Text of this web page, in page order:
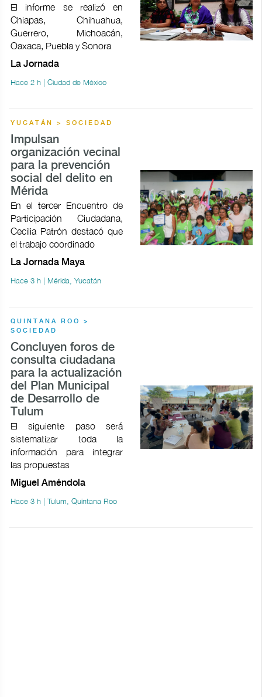
El informe se realizó en
Chiapas, Chihuahua,
Guerrero, Michoacán,
Oaxaca, Puebla y Sonora
La Jornada
Hace 2 h | Ciudad de México
YUCATÁN > SOCIEDAD
Impulsan
organización vecinal
para la prevención
social del delito en
Mérida
En el tercer Encuentro de
Participación Ciudadana,
Cecilia Patrón destacó que
el trabajo coordinado
La Jornada Maya
Hace 3 h | Mérida, Yucatán
QUINTANA ROO >
SOCIEDAD
Concluyen foros de
consulta ciudadana
para la actualización
del Plan Municipal
de Desarrollo de
Tulum
El siguiente paso será
sistematizar toda la
información para integrar
las propuestas
Miguel Améndola
Hace 3 h | Tulum, Quintana Roo